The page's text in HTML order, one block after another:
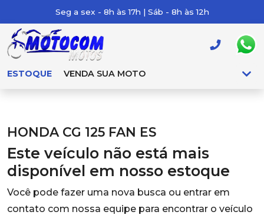
Seg a sex - 8h às 17h | Sáb - 8h às 12h
ESTOQUE VENDA SUA MOTO
HONDA CG 125 FAN ES
Este veículo não está mais
disponível em nosso estoque
Você pode fazer uma nova busca ou entrar em
contato com nossa equipe para encontrar o veículo